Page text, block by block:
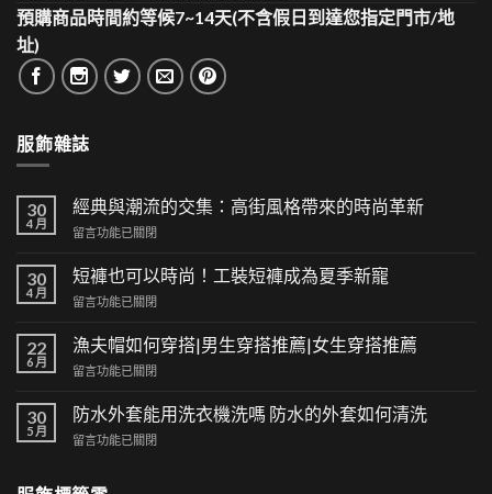
預購商品時間約等候7~14天(不含假日到達您指定門市/地
址)
服飾雜誌
30
4 月
經典與潮流的交集：高街風格帶來的時尚革新
在
典
與
潮
的
交
集：
街
風
留言功能已關閉
30
4 月
短褲也可以時尚！工裝短褲成為夏季新寵
在
褲
也
可
時
尚！
工
短
留言功能已關閉
22
6 月
漁夫帽如何穿搭|男生穿搭推薦|女生穿搭推薦
在
夫
帽
如
留言功能已關閉
30
5 月
防水外套能用洗衣機洗嗎 防水的外套如何清洗
在
留言功能已關閉